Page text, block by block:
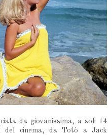
da giovanissima, a soli 14
del cinema, da Totò a Jack